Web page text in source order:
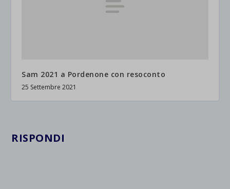
Sam 2021 a Pordenone con resoconto
25 Settembre 2021
RISPONDI